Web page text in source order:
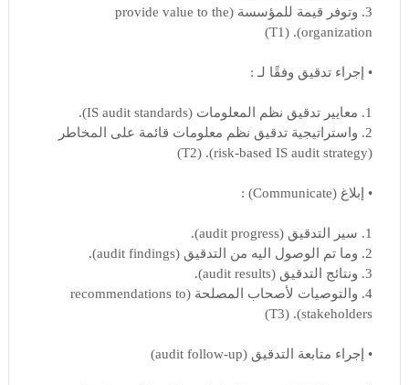
3. وتوفر قيمة للمؤسسة (provide value to the
organization). (T1)
• إجراء تدقيق وفقًا لـ :
1. معايير تدقيق نظم المعلومات (IS audit standards).
2. واستراتيجية تدقيق نظم معلومات قائمة على المخاطر
(risk-based IS audit strategy). (T2)
• إبلاغ (Communicate) :
1. سير التدقيق (audit progress).
2. وما تم الوصول اليه من التدقيق (audit findings).
3. ونتائج التدقيق (audit results).
4. والتوصيات لأصحاب المصلحة (recommendations to
stakeholders). (T3)
• إجراء متابعة التدقيق (audit follow-up)